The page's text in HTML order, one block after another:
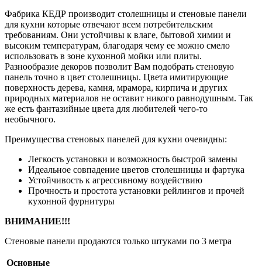
Фабрика КЕДР производит столешницы и стеновые панели
для кухни которые отвечают всем потребительским
требованиям. Они устойчивы к влаге, бытовой химии и
высоким температурам, благодаря чему ее можно смело
использовать в зоне кухонной мойки или плиты.
Разнообразие декоров позволит Вам подобрать стеновую
панель точно в цвет столешницы. Цвета имитирующие
поверхность дерева, камня, мрамора, кирпича и других
природных материалов не оставит никого равнодушным. Так
же есть фантазийные цвета для любителей чего-то
необычного.
Преимущества стеновых панелей для кухни очевидны:
Легкость установки и возможность быстрой замены
Идеальное совпадение цветов столешницы и фартука
Устойчивость к агрессивному воздействию
Прочность и простота установки рейлингов и прочей
кухонной фурнитуры
ВНИМАНИЕ!!!
Стеновые панели продаются только штуками по 3 метра
Основные